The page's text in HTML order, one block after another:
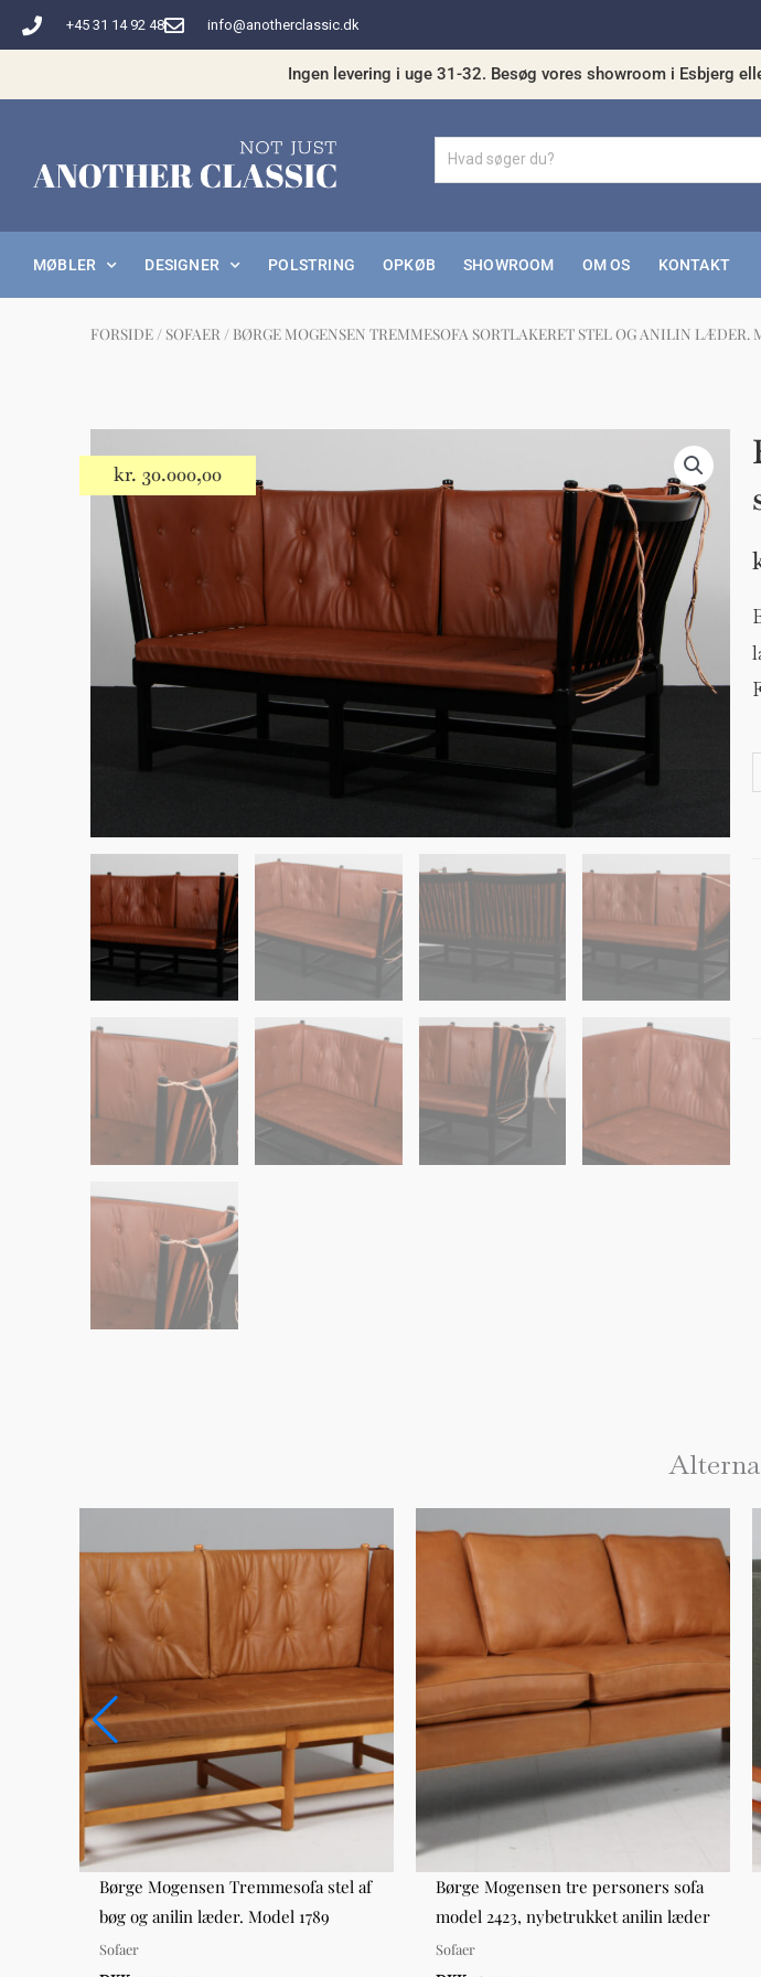
+45 31 14 92 48 info@anotherclassic.dk
Ingen levering i uge 31-32. Besøg vores showroom i Esbjerg
MØBLER DESIGNER POLSTRING OPKØB SHOWROOM OM OS KONTAKT
FORSIDE / SOFAER / BØRGE MOGENSEN TREMMESOFA SORTLAKERET STEL OG ANILIN LÆDER.
Måske kunne nogle af disse
Sko til Arne Jacobsen stole
Stole
DKK 100,00
kr. 30.000,00
Børge Mogensen Tremmesofa stel af
bøg og anilin læder. Model 1789
Sofaer
Børge Mogensen tre personers sofa
model 2423, nybetrukket anilin læder
Sofaer